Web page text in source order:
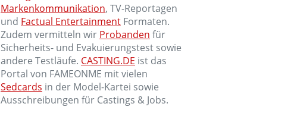
Markenkommunikation, TV-Reportagen
und Factual Entertainment Formaten.
Zudem vermitteln wir Probanden für
Sicherheits- und Evakuierungstest sowie
andere Testläufe. CASTING.DE ist das
Portal von FAMEONME mit vielen
Sedcards in der Model-Kartei sowie
Ausschreibungen für Castings & Jobs.